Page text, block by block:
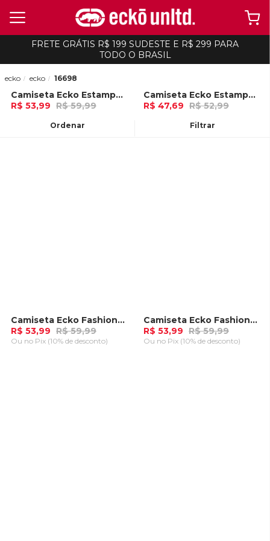
FRETE GRÁTIS R$ 199 SUDESTE E R$ 299 PARA
TODO O BRASIL
Ordenar Filtrar
ecko ecko 16698
-10%
Camiseta Ecko Estampada Vermelha
R$ 53,99 R$ 59,99
-10%
Camiseta Ecko Estampada Areia
R$ 47,69 R$ 52,99
-10%Camiseta Ecko Fashion Basic Iconic Azul Indigo
R$ 53,99 R$ 59,99
Ou no Pix (10% de desconto)
-10%Camiseta Ecko Fashion Basic Iconic Marrom
R$ 53,99 R$ 59,99
Ou no Pix (10% de desconto)